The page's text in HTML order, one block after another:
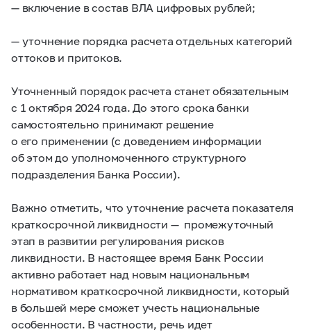
— включение в состав ВЛА цифровых рублей;
— уточнение порядка расчета отдельных категорий
оттоков и притоков.
Уточненный порядок расчета станет обязательным
с 1 октября 2024 года. До этого срока банки
самостоятельно принимают решение
о его применении (с доведением информации
об этом до уполномоченного структурного
подразделения Банка России).
Важно отметить, что уточнение расчета показателя
краткосрочной ликвидности — промежуточный
этап в развитии регулирования рисков
ликвидности. В настоящее время Банк России
активно работает над новым национальным
нормативом краткосрочной ликвидности, который
в большей мере сможет учесть национальные
особенности. В частности, речь идет